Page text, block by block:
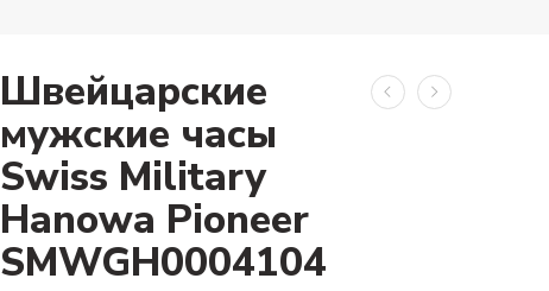
Швейцарские
мужские часы
Swiss Military
Hanowa Pioneer
SMWGH0004104